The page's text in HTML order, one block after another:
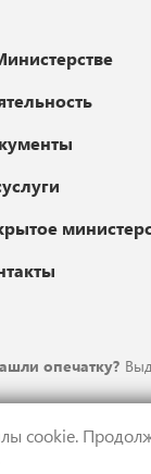
cookie.
опечатку?